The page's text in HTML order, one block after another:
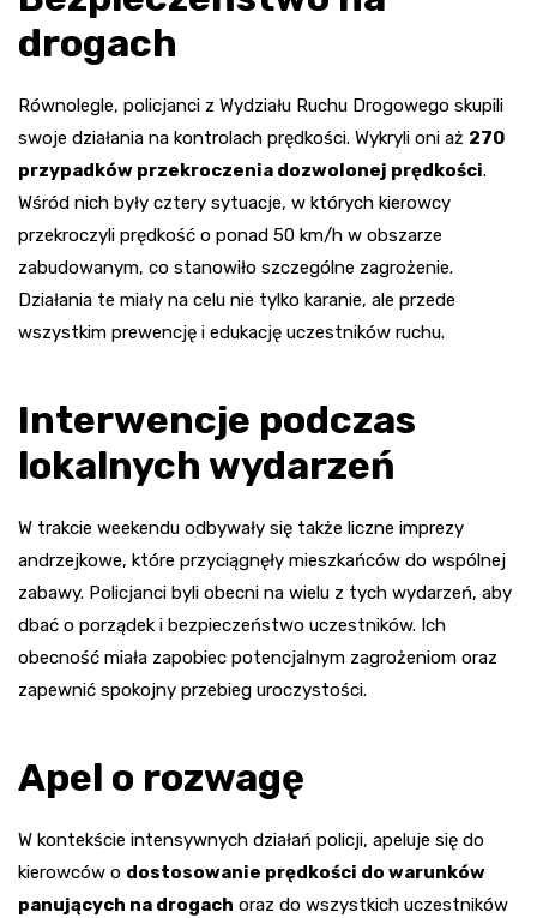
drogach
Równolegle, policjanci z Wydziału Ruchu Drogowego skupili
swoje działania na kontrolach prędkości. Wykryli oni aż 270
przypadków przekroczenia dozwolonej prędkości.
Wśród nich były cztery sytuacje, w których kierowcy
przekroczyli prędkość o ponad 50 km/h w obszarze
zabudowanym, co stanowiło szczególne zagrożenie.
Działania te miały na celu nie tylko karanie, ale przede
wszystkim prewencję i edukację uczestników ruchu.
Interwencje podczas
lokalnych wydarzeń
W trakcie weekendu odbywały się także liczne imprezy
andrzejkowe, które przyciągnęły mieszkańców do wspólnej
zabawy. Policjanci byli obecni na wielu z tych wydarzeń, aby
dbać o porządek i bezpieczeństwo uczestników. Ich
obecność miała zapobiec potencjalnym zagrożeniom oraz
zapewnić spokojny przebieg uroczystości.
Apel o rozwagę
W kontekście intensywnych działań policji, apeluje się do
kierowców o dostosowanie prędkości do warunków
panujących na drogach oraz do wszystkich uczestników